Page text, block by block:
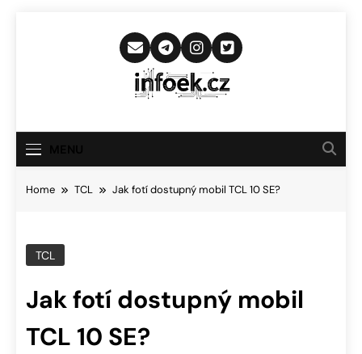
Infoek.cz
Novinkám
Home TCL Jak fotí dostupný mobil TCL 10 SE?
TCL
Jak fotí dostupný mobil
TCL 10 SE?